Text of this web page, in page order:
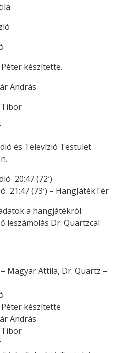
készítette.
András
Tibor
és Televízió Testület
20:47 (72′)
21:47 (73′) – HangJátékTér
a hangjátékról:
leszámolás Dr. Quartzcal
Magyar Attila, Dr. Quartz –
készítette
András
Tibor